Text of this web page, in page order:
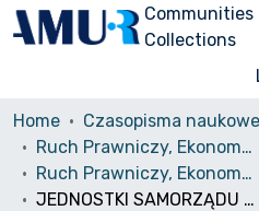
Communities
Collections
Home
Ruch Prawniczy, Ekonomiczny i Socjologiczny
Ruch Prawniczy, Ekonomiczny i Socjologiczny, 2009, nr 3
JEDNOSTKI SAMORZĄDU TERYTORIALNEGO JAKO EMITENCI PAPIERÓW WARTOŚCIOWYCH